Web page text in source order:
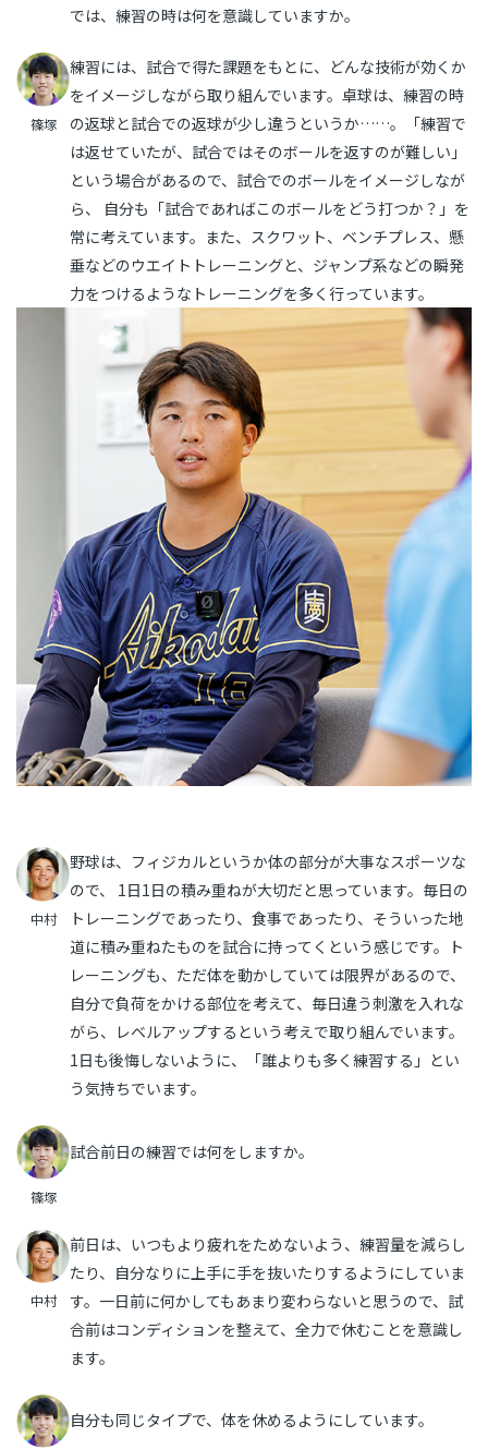
では、練習の時は何を意識していますか。
篠塚
練習には、試合で得た課題をもとに、どんな技術が効くか
をイメージしながら取り組んでいます。卓球は、練習の時
の返球と試合での返球が少し違うというか……。「練習で
は返せていたが、試合ではそのボールを返すのが難しい」
という場合があるので、試合でのボールをイメージしなが
ら、 自分も「試合であればこのボールをどう打つか？」を
常に考えています。また、スクワット、ベンチプレス、懸
垂などのウエイトトレーニングと、ジャンプ系などの瞬発
力をつけるようなトレーニングを多く行っています。
中村
野球は、フィジカルというか体の部分が大事なスポーツな
ので、 1日1日の積み重ねが大切だと思っています。毎日の
トレーニングであったり、食事であったり、そういった地
道に積み重ねたものを試合に持ってくという感じです。ト
レーニングも、ただ体を動かしていては限界があるので、
自分で負荷をかける部位を考えて、毎日違う刺激を入れな
がら、レベルアップするという考えで取り組んでいます。
1日も後悔しないように、「誰よりも多く練習する」とい
う気持ちでいます。
篠塚
試合前日の練習では何をしますか。
中村
前日は、いつもより疲れをためないよう、練習量を減らし
たり、自分なりに上手に手を抜いたりするようにしていま
す。一日前に何かしてもあまり変わらないと思うので、試
合前はコンディションを整えて、全力で休むことを意識し
ます。
自分も同じタイプで、体を休めるようにしています。